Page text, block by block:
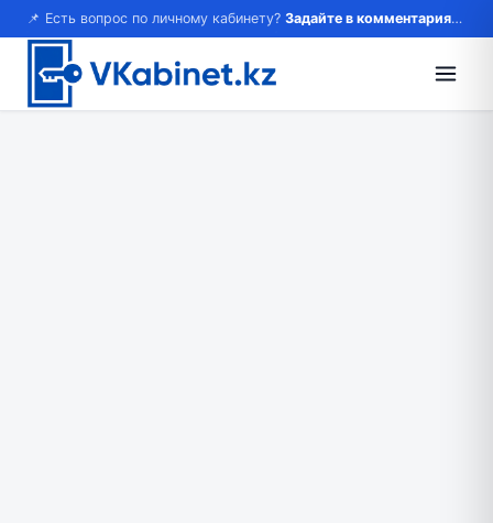
📌 Есть вопрос по личному кабинету? Задайте в комментариях — ответим!